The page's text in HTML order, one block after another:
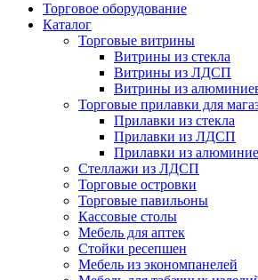
Торговое оборудование
Каталог
Торговые витрины
Витрины из cтекла
Витрины из ЛДСП
Витрины из
Торговые прилавки для
Прилавки из стекла
Прилавки из ЛДСП
Прилавки из
Стеллажи из ЛДСП
Торговые островки
Торговые павильоны
Кассовые столы
Мебель для аптек
Стойки ресепшен
Мебель из экономпанелей